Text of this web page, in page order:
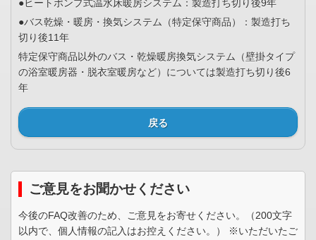
●ヒートポンプ式温水床暖房システム：製造打ち切り後9年
●バス乾燥・暖房・換気システム（特定保守商品）：製造打ち
切り後11年
特定保守商品以外のバス・乾燥暖房換気システム（壁掛タイプ
の浴室暖房器・脱衣室暖房など）については製造打ち切り後6
年
戻る
ご意見をお聞かせください
今後のFAQ改善のため、ご意見をお寄せください。（200文字
以内で、個人情報の記入はお控えください。） ※いただいたご